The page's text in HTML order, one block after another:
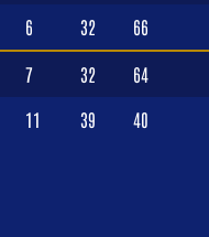
6 32 66
7 32 64
11 39 40